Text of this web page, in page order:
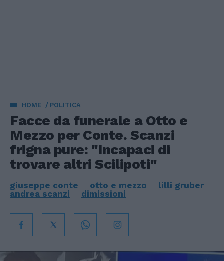
HOME POLITICA
Facce da funerale a Otto e
Mezzo per Conte. Scanzi
frigna pure: "Incapaci di
trovare altri Scilipoti"
giuseppe conte otto e mezzo
lilli gruber
andrea scanzi
dimissioni